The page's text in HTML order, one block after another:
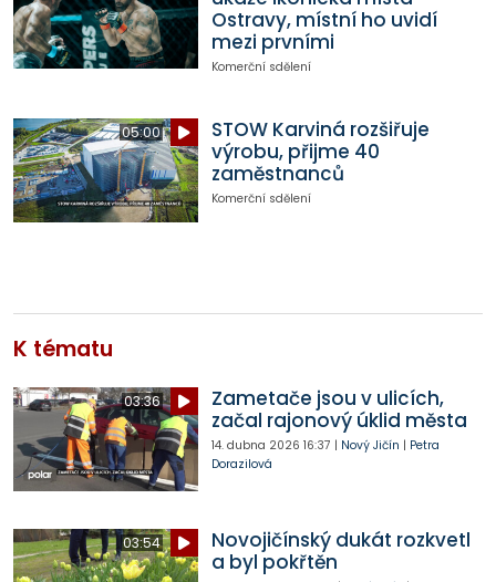
Ostravy, místní ho uvidí
mezi prvními
Komerční sdělení
05:00
STOW Karviná rozšiřuje
výrobu, přijme 40
zaměstnanců
Komerční sdělení
K tématu
03:36
Zametače jsou v ulicích,
začal rajonový úklid města
14. dubna 2026 16:37 | Nový Jičín | Petra
Dorazilová
03:54
Novojičínský dukát rozkvetl
a byl pokřtěn